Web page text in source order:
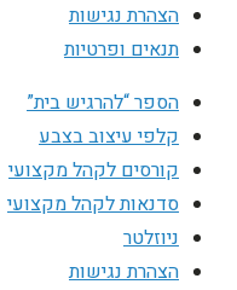
הצהרת נגישות
תנאים ופרטיות
הספר “להרגיש בית”
קלפי עיצוב בצבע
קורסים לקהל מקצועי
סדנאות לקהל מקצועי
ניוזלטר
הצהרת נגישות